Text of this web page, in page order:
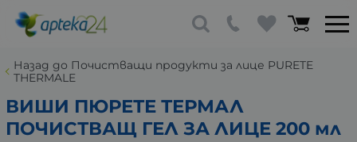
Назад до Почистващи продукти за лице PURETE
THERMALE
ВИШИ ПЮРЕТЕ ТЕРМАЛ
ПОЧИСТВАЩ ГЕЛ ЗА ЛИЦЕ 200 мл